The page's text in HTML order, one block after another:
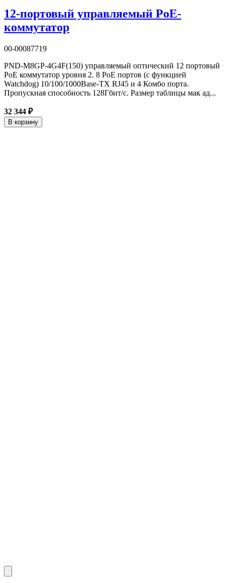
12-портовый управляемый PoE-
коммутатор
00-00087719
PND-M8GP-4G4F(150) управляемый оптический 12 портовый
PoE коммутатор уровня 2. 8 PoE портов (c функцией
Watchdog) 10/100/1000Base-TX RJ45 и 4 Комбо порта.
Пропускная способность 128Гбит/с. Размер таблицы мак ад...
32 344 ₽
В корзину